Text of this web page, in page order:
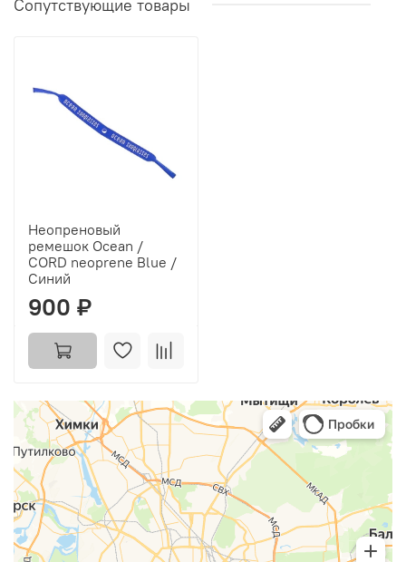
Сопутствующие товары
Неопреновый
ремешок Ocean /
CORD neoprene Blue /
Синий
900 ₽